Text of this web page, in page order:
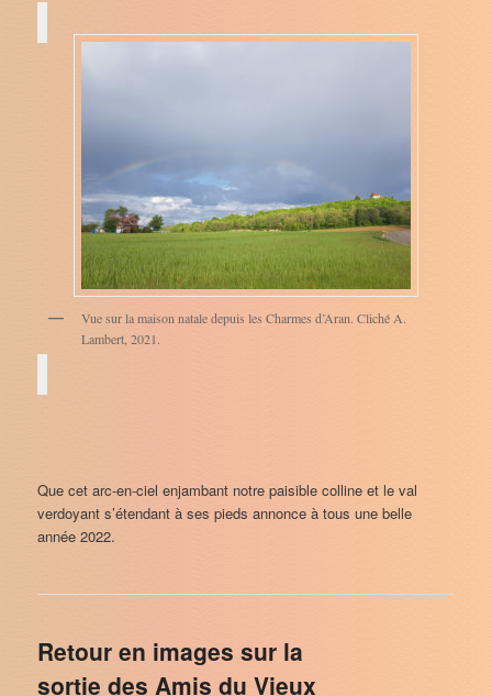
Vue sur la maison natale depuis les Charmes d’Aran. Cliché A.
Lambert, 2021.
Que cet arc-en-ciel enjambant notre paisible colline et le val
verdoyant s’étendant à ses pieds annonce à tous une belle
année 2022.
Retour en images sur la
sortie des Amis du Vieux